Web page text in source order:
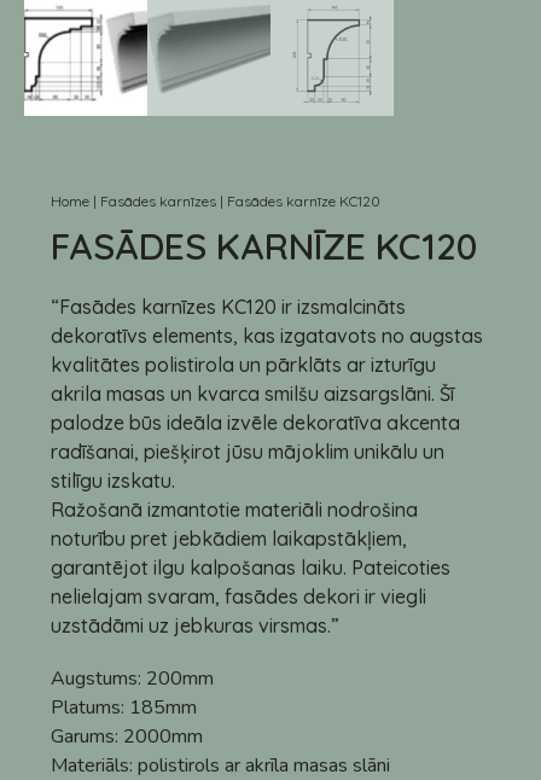
Home | Fasādes karnīzes | Fasādes karnīze KC120
FASĀDES KARNĪZE KC120
“Fasādes karnīzes KC120 ir izsmalcināts
dekoratīvs elements, kas izgatavots no augstas
kvalitātes polistirola un pārklāts ar izturīgu
akrila masas un kvarca smilšu aizsargslāni. Šī
palodze būs ideāla izvēle dekoratīva akcenta
radīšanai, piešķirot jūsu mājoklim unikālu un
stilīgu izskatu.
Ražošanā izmantotie materiāli nodrošina
noturību pret jebkādiem laikapstākļiem,
garantējot ilgu kalpošanas laiku. Pateicoties
nelielajam svaram, fasādes dekori ir viegli
uzstādāmi uz jebkuras virsmas.”
Augstums: 200mm
Platums: 185mm
Garums: 2000mm
Materiāls: polistirols ar akrīla masas slāni